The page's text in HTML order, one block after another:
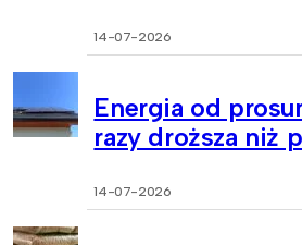
14-07-2026
Energia od
razy droższa niż
14-07-2026